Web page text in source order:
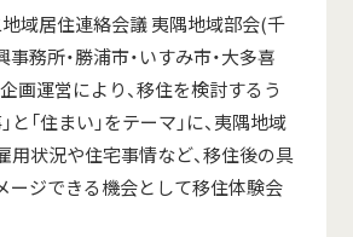
域居住連絡会議 夷隅地域部会(千
務所・勝浦市・いすみ市・大多喜
画運営により、移住を検討するう
と「住まい」をテーマ」に、夷隅地域
用状況や住宅事情など、移住後の具
ージできる機会として移住体験会